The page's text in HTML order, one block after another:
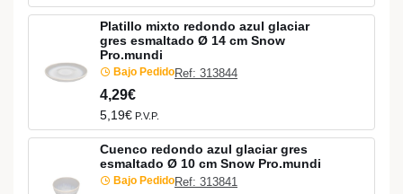
Platillo mixto redondo azul glaciar
gres esmaltado Ø 14 cm Snow
Pro.mundi
Bajo PedidoRef: 313844
4,29€
5,19€ P.V.P.
Cuenco redondo azul glaciar gres
esmaltado Ø 10 cm Snow Pro.mundi
Bajo PedidoRef: 313841